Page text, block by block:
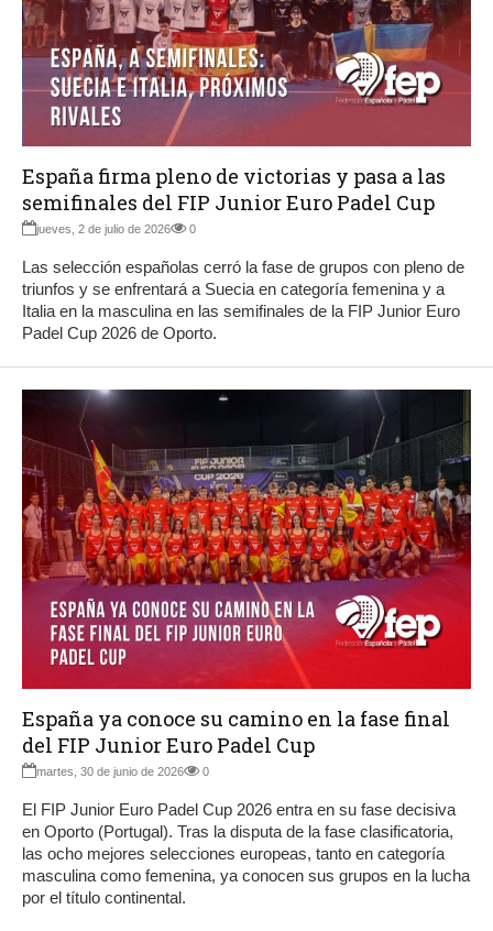
España firma pleno de victorias y pasa a las
semifinales del FIP Junior Euro Padel Cup
jueves, 2 de julio de 2026 0
Las selección españolas cerró la fase de grupos con pleno de
triunfos y se enfrentará a Suecia en categoría femenina y a
Italia en la masculina en las semifinales de la FIP Junior Euro
Padel Cup 2026 de Oporto.
España ya conoce su camino en la fase final
del FIP Junior Euro Padel Cup
martes, 30 de junio de 2026 0
El FIP Junior Euro Padel Cup 2026 entra en su fase decisiva
en Oporto (Portugal). Tras la disputa de la fase clasificatoria,
las ocho mejores selecciones europeas, tanto en categoría
masculina como femenina, ya conocen sus grupos en la lucha
por el título continental.